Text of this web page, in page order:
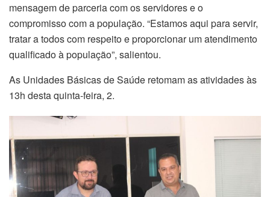
mensagem de parceria com os servidores e o
compromisso com a população. “Estamos aqui para servir,
tratar a todos com respeito e proporcionar um atendimento
qualificado à população”, salientou.
As Unidades Básicas de Saúde retomam as atividades às
13h desta quinta-feira, 2.